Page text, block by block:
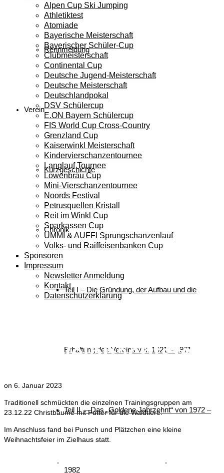
Rennmeldung
Verein
Kurzgeschichte
Chronik
Teil I – Die Gründung, der Aufbau und die
Erhaltung des Vereins von 1921 – 1971
Teil II – Das „Goldene Jahrzehnt“ von 1972 –
1982
Alpen Cup Ski Jumping
Athletiktest
Atomiade
Bayerische Meisterschaft
Bayerischer Schüler-Cup
Clubmeisterschaft
Continental Cup
Deutsche Jugend-Meisterschaft
Deutsche Meisterschaft
Deutschlandpokal
DSV Schülercup
E.ON Bayern Schülercup
FIS World Cup Cross-Country
Grenzland Cup
Kaiserwinkl Meisterschaft
Kindervierschanzentournee
Langlauf Tournee
Löwenbräu Cup
Mini-Vierschanzentournee
Noords Festival
Petrusquellen Kristall
Reit im Winkl Cup
Sparkassen Cup
UMMI & AUFFI Sprungschanzenlauf
Volks- und Raiffeisenbanken Cup
Sponsoren
Impressum
Newsletter Anmeldung
Kontakt
Datenschutzerklärung
und Weihnachtsfeier
on 6. Januar 2023
Traditionell schmückten die einzelnen Trainingsgruppen am
23.12.22 Christbäume mit Futter für die Waldtiere.
Im Anschluss fand bei Punsch und Plätzchen eine kleine
Weihnachtsfeier im Zielhaus statt.